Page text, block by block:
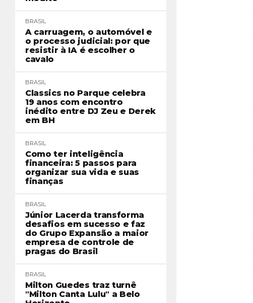
BRASIL
A carruagem, o automóvel e
o processo judicial: por que
resistir à IA é escolher o
cavalo
BRASIL
Classics no Parque celebra
19 anos com encontro
inédito entre DJ Zeu e Derek
em BH
BRASIL
Como ter inteligência
financeira: 5 passos para
organizar sua vida e suas
finanças
BRASIL
Júnior Lacerda transforma
desafios em sucesso e faz
do Grupo Expansão a maior
empresa de controle de
pragas do Brasil
BRASIL
Milton Guedes traz turnê
"Milton Canta Lulu" a Belo